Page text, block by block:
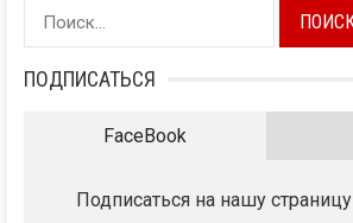
Найти:
ПОДПИСАТЬСЯ
FaceBook
Подписаться на нашу